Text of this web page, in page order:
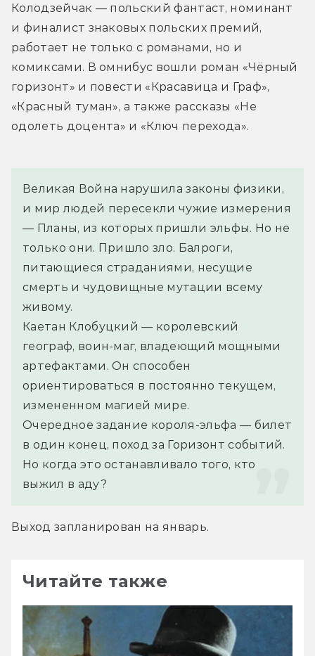
Колодзейчак — польский фантаст, номинант
и финалист знаковых польских премий,
работает не только с романами, но и
комиксами. В омнибус вошли роман «Чёрный
горизонт» и повести «Красавица и Граф»,
«Красный туман», а также рассказы «Не
одолеть доцента» и «Ключ перехода».
Великая Война нарушила законы физики,
и мир людей пересекли чужие измерения
— Планы, из которых пришли эльфы. Но не
только они. Пришло зло. Балроги,
питающиеся страданиями, несущие
смерть и чудовищные мутации всему
живому.
Каетан Клобуцкий — королевский
географ, воин-маг, владеющий мощными
артефактами. Он способен
ориентироваться в постоянно текущем,
измененном магией мире.
Очередное задание короля-эльфа — билет
в один конец, поход за Горизонт событий.
Но когда это останавливало того, кто
выжил в аду?
Выход запланирован на январь.
Читайте также